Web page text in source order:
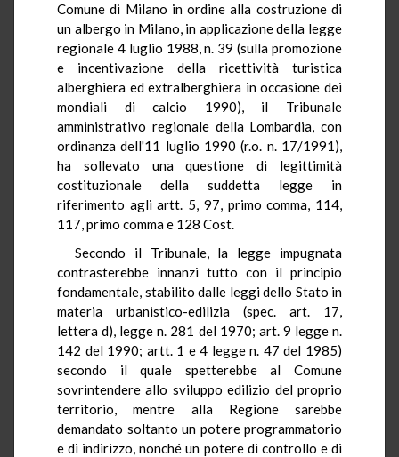
Comune di Milano in ordine alla costruzione di
un albergo in Milano, in applicazione della legge
regionale 4 luglio 1988, n. 39 (sulla promozione
e incentivazione della ricettività turistica
alberghiera ed extralberghiera in occasione dei
mondiali di calcio 1990), il Tribunale
amministrativo regionale della Lombardia, con
ordinanza dell'11 luglio 1990 (r.o. n. 17/1991),
ha sollevato una questione di legittimità
costituzionale della suddetta legge in
riferimento agli artt. 5, 97, primo comma, 114,
117, primo comma e 128 Cost.
Secondo il Tribunale, la legge impugnata
contrasterebbe innanzi tutto con il principio
fondamentale, stabilito dalle leggi dello Stato in
materia urbanistico-edilizia (spec. art. 17,
lettera d), legge n. 281 del 1970; art. 9 legge n.
142 del 1990; artt. 1 e 4 legge n. 47 del 1985)
secondo il quale spetterebbe al Comune
sovrintendere allo sviluppo edilizio del proprio
territorio, mentre alla Regione sarebbe
demandato soltanto un potere programmatorio
e di indirizzo, nonché un potere di controllo e di